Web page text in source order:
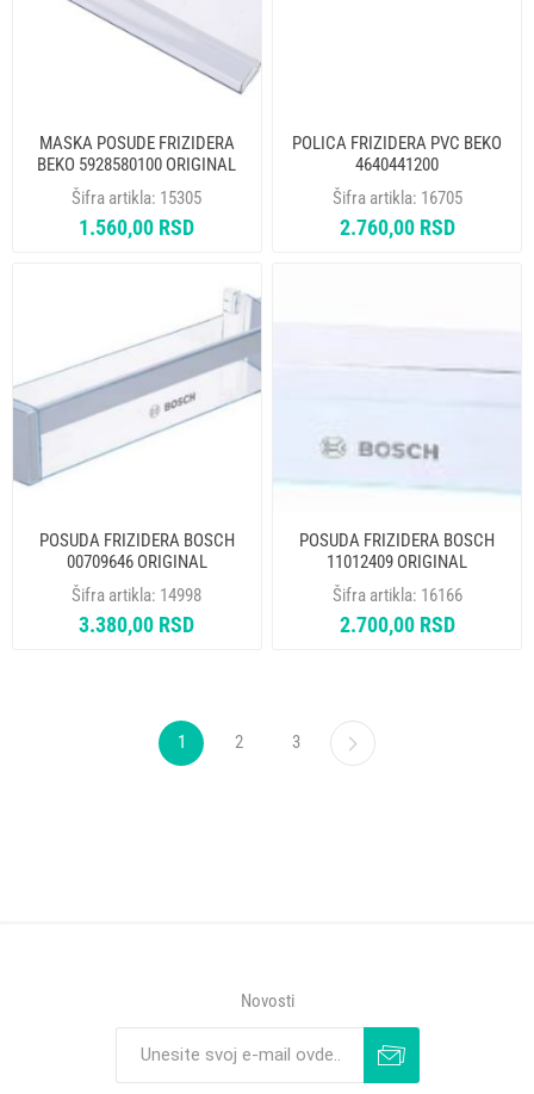
MASKA POSUDE FRIZIDERA
BEKO 5928580100 ORIGINAL
Šifra artikla: 15305
1.560,00 RSD
POLICA FRIZIDERA PVC BEKO
4640441200
Šifra artikla: 16705
2.760,00 RSD
POSUDA FRIZIDERA BOSCH
00709646 ORIGINAL
Šifra artikla: 14998
3.380,00 RSD
POSUDA FRIZIDERA BOSCH
11012409 ORIGINAL
Šifra artikla: 16166
2.700,00 RSD
1 2 3
Novosti